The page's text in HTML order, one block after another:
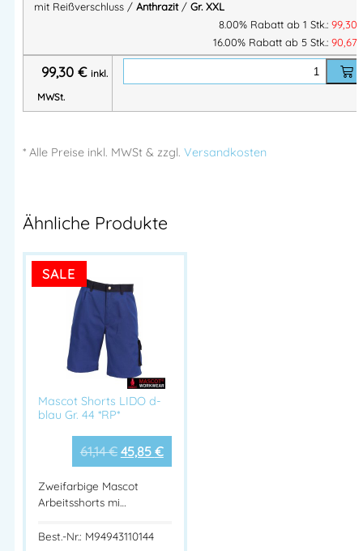
& industriewäschegeeignet – ideal als Arbeits- oder
Mascot CUSTOMIZED 22005, Mascot Fleecepullover,
Fleecepullover Arbeit, winddichter Fleecepullover, recyceltes
Polyester Pullover, nachhaltige Arbeitskleidung, Mascot
Arbeitsbekleidung, Mascot Customized Kollektion
Sweater,Mascot® CUSTOMIZED
WINTERbekleidung
WINTER,Mascot® ARCTIC
Herstellerinformationen
Hersteller:
MASCOT International A/S
Herstelleranschrift:
Adresse:
Silkeborgvej 14
DK-7442 Engesvang
Mehr Information E-Mail: info@bannenberg.at
mit Reißverschluss / Anthrazit/ Gr. XXL
8.00% Rabatt ab 1 Stk.: 99,30
16.00% Rabatt ab 5 Stk.: 90,67
99,30 € inkl.
MWSt.
* Alle Preise inkl. MWSt & zzgl. Versandkosten
Ähnliche Produkte
SALE
Mascot Shorts LIDO d-
blau Gr. 44 *RP*
61,14€ 45,85 €
Zweifarbige Mascot
Arbeitsshorts mi…
Best.-Nr.: M94943110144